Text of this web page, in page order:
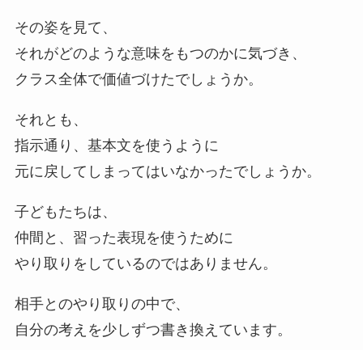
その姿を見て、
それがどのような意味をもつのかに気づき、
クラス全体で価値づけたでしょうか。
それとも、
指示通り、基本文を使うように
元に戻してしまってはいなかったでしょうか。
子どもたちは、
仲間と、習った表現を使うために
やり取りをしているのではありません。
相手とのやり取りの中で、
自分の考えを少しずつ書き換えています。